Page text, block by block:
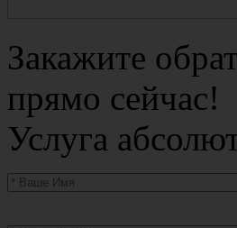
Закажите
прямо сейчас!
Услуга